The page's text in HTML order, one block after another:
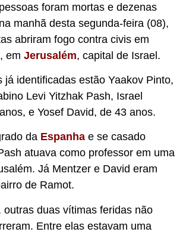
foram mortas e dezenas
manhã desta segunda-feira (08),
abriram fogo contra civis em
em Jerusalém, capital de Israel.
já identificadas estão Yaakov Pinto,
Levi Yitzhak Pash, Israel
e Yosef David, de 43 anos.
da Espanha e se casado
atuava como professor em uma
Já Mentzer e David eram
de Ramot.
outras duas vítimas feridas não
Entre elas estavam uma